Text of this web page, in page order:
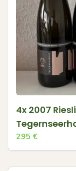
4x 2007
295 €